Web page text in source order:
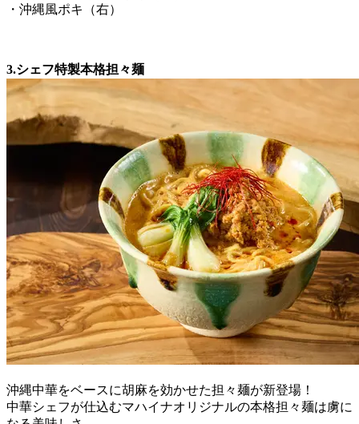
・沖縄風ポキ（右）
3.シェフ特製本格担々麺
沖縄中華をベースに胡麻を効かせた担々麺が新登場！
中華シェフが仕込むマハイナオリジナルの本格担々麺は虜に